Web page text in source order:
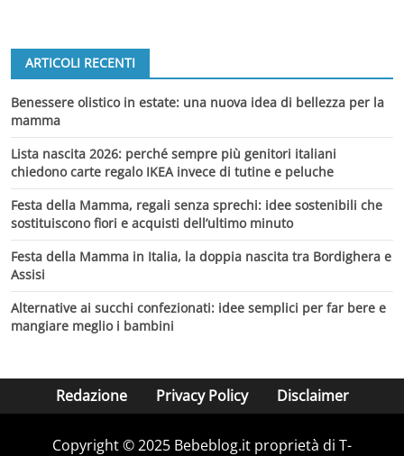
ARTICOLI RECENTI
Benessere olistico in estate: una nuova idea di bellezza per la
mamma
Lista nascita 2026: perché sempre più genitori italiani
chiedono carte regalo IKEA invece di tutine e peluche
Festa della Mamma, regali senza sprechi: idee sostenibili che
sostituiscono fiori e acquisti dell’ultimo minuto
Festa della Mamma in Italia, la doppia nascita tra Bordighera e
Assisi
Alternative ai succhi confezionati: idee semplici per far bere e
mangiare meglio i bambini
Redazione Privacy Policy Disclaimer
Copyright © 2025 Bebeblog.it proprietà di T-